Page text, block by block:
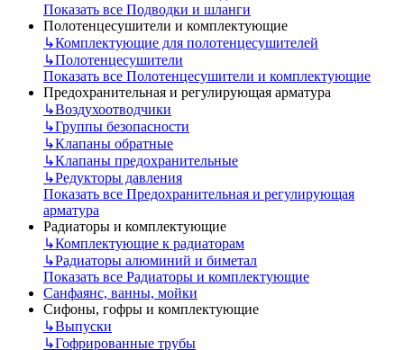
Показать все Подводки и шланги
Полотенцесушители и комплектующие
↳Комплектующие для полотенцесушителей
↳Полотенцесушители
Показать все Полотенцесушители и комплектующие
Предохранительная и регулирующая арматура
↳Воздухоотводчики
↳Группы безопасности
↳Клапаны обратные
↳Клапаны предохранительные
↳Редукторы давления
Показать все Предохранительная и регулирующая
арматура
Радиаторы и комплектующие
↳Комплектующие к радиаторам
↳Радиаторы алюминий и биметал
Показать все Радиаторы и комплектующие
Санфаянс, ванны, мойки
Сифоны, гофры и комплектующие
↳Выпуски
↳Гофрированные трубы